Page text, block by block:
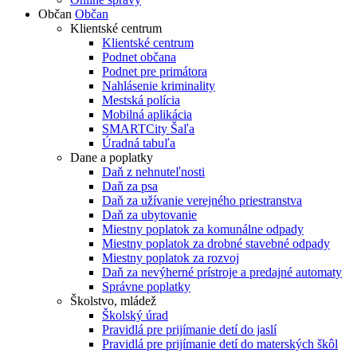
Občan Občan
Klientské centrum
Klientské centrum
Podnet občana
Podnet pre primátora
Nahlásenie kriminality
Mestská polícia
Mobilná aplikácia
SMARTCity Šaľa
Úradná tabuľa
Dane a poplatky
Daň z nehnuteľnosti
Daň za psa
Daň za užívanie verejného priestranstva
Daň za ubytovanie
Miestny poplatok za komunálne odpady
Miestny poplatok za drobné stavebné odpady
Miestny poplatok za rozvoj
Daň za nevýherné prístroje a predajné automaty
Správne poplatky
Školstvo, mládež
Školský úrad
Pravidlá pre prijímanie detí do jaslí
Pravidlá pre prijímanie detí do materských škôl